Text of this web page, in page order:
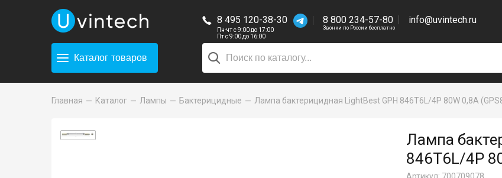
8 495 120-38-30
Пн-чт с 9:00 до 17:00
Пт с 9:00 до 16:00
8 800 234-57-80
Звонки по России бесплатно
info@uvintech.ru
Каталог товаров
Главная Каталог Лампы Бактерицидные Лампа бактерицидная LightBest GPH 846T6L/4P 80W 0,8A
Лампа
846T6L/4P